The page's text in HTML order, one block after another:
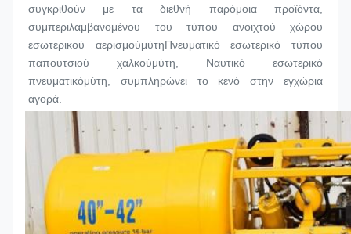
συγκριθούν με τα διεθνή παρόμοια προϊόντα,
συμπεριλαμβανομένου του τύπου ανοιχτού χώρου
εσωτερικού αερισμούμύτηΠνευματικό εσωτερικό τύπου
παπουτσιού χαλκούμύτη , Ναυτικό εσωτερικό
πνευματικόμύτη , συμπληρώνει το κενό στην εγχώρια
αγορά.